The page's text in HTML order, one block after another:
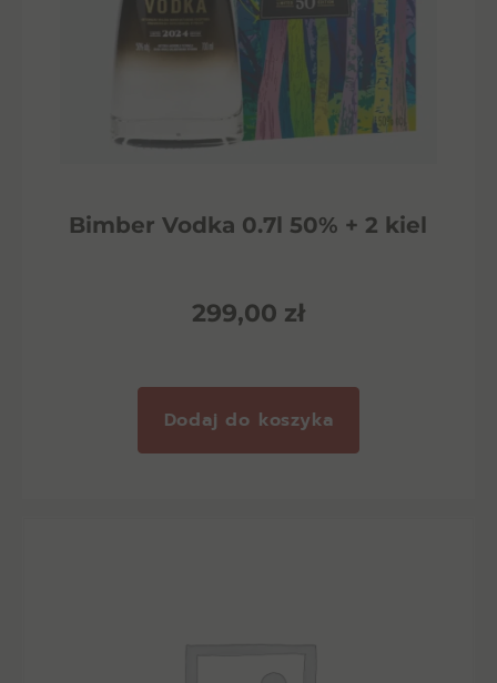
Bimber Vodka 0.7l 50% + 2 kiel
299,00 zł
Dodaj do koszyka